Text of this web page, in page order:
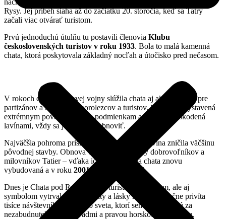
nachádza sa vo výške
Rysy. Jej príbeh siaha až do začiatku 20. storočia, keď sa Tatry
začali viac otvárať turistom.
Prvú jednoduchú útulňu tu postavili členovia Klubu
československých turistov v roku 1933. Bola to malá kamenná
chata, ktorá poskytovala základný nocľah a útočisko pred nečasom.
V rokoch druhej svetovej vojny slúžila chata aj ako útočisko pre
partizánov a neskôr pre horolezcov a turistov. Hoci bola vystavená
extrémnym poveternostným podmienkam a viackrát poškodená
lavínami, vždy sa ju podarilo obnoviť.
Najväčšia pohroma prišla
v roku 1999
, keď lavína zničila väčšinu
pôvodnej stavby. Obnova však spojila stovky dobrovoľníkov a
milovníkov Tatier – vďaka ich pomoci bola chata znovu
vybudovaná a v roku 2001 znovu otvorená.
Dnes je Chata pod Rysmi nielen turistickým cieľom, ale aj
symbolom vytrvalosti, solidarity a lásky k horám. Ročne privíta
tisíce návštevníkov z celého sveta, ktorí sem prichádzajú za
nezabudnuteľnými výhľadmi a pravou horskou atmosférou.